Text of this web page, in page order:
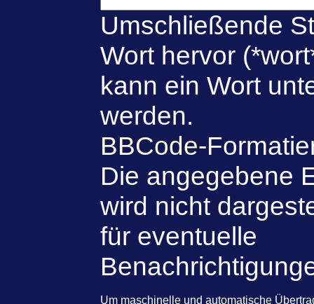
Umschließende
Wort hervor
kann ein Wort
werden.
BBCode-
Die angegebene
wird nicht
für eventuelle
Um maschinelle und automatische